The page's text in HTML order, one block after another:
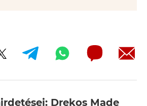
Drekos Made